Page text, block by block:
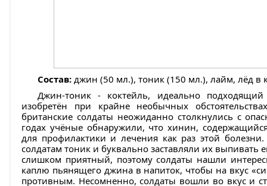
Состав: джин (50 мл.), тоник (150 мл.), лайм, лёд в
Джин-тоник - коктейль, идеально
изобретён при крайне необычных
британские солдаты неожиданно столкнулись с
годах учёные обнаружили, что хинин,
для профилактики и лечения как раз этой
солдатам тоник и буквально заставляли их выпивать
слишком приятный, поэтому солдаты нашли
каплю пьянящего джина в напиток, чтобы на вкус
противным. Несомненно, солдаты вошли во вкус и